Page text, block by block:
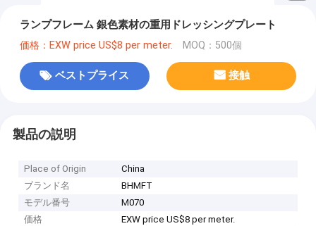
ランプフレーム 銀色素材の重用ドレッシングプレート
価格：EXW price US$8 per meter. MOQ：500個
ベストプライス 接触
製品の説明
Place of Origin
China
ブランド名
BHMFT
モデル番号
M070
価格
EXW price US$8 per meter.